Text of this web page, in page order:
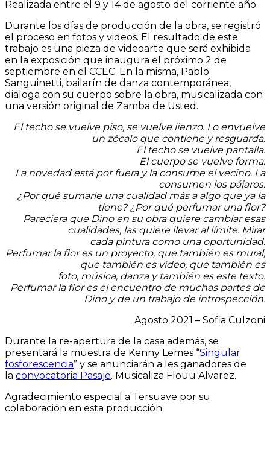
Realizada entre el 9 y 14 de agosto del corriente año.
Durante los días de producción de la obra, se registró
el proceso en fotos y videos. El resultado de este
trabajo es una pieza de videoarte que será exhibida
en la exposición que inaugura el próximo 2 de
septiembre en el CCEC. En la misma, Pablo
Sanguinetti, bailarín de danza contemporánea,
dialoga con su cuerpo sobre la obra, musicalizada con
una versión original de Zamba de Usted.
El techo se vuelve piso, se vuelve lienzo. Lo envuelve
un zócalo que contiene y resguarda.
El techo se vuelve pantalla.
El cuerpo se vuelve forma.
La novedad está por fuera y la consume el vecino. La
consumen los pájaros.
¿Por qué sumarle una cualidad más a algo que ya la
tiene? ¿Por qué perfumar una flor?
Pareciera que Dino en su obra quiere cambiar esas
cualidades, las quiere llevar al límite. Mirar
cada pintura como una oportunidad.
Perfumar la flor es un proyecto, que también es mural,
que también es video, que también es
foto, música, danza y también es este texto.
Perfumar la flor es el encuentro de muchas partes de
Dino y de un trabajo de introspección.
Agosto 2021 – Sofia Culzoni
Durante la re-apertura de la casa además, se
presentará la muestra de Kenny Lemes “Singular
fosforescencia” y se anunciarán a les ganadores de
la convocatoria Pasaje. Musicaliza Flouu Alvarez.
Agradecimiento especial a Tersuave por su
colaboración en esta producción